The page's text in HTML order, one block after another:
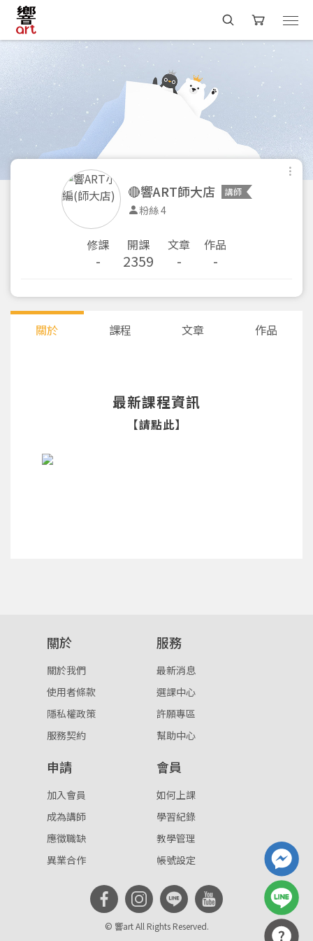
或
註冊
按下註冊即代表你同意我們的 使用者條款
。
重設密碼
🔴響ART師大店 講師
粉絲 4
修課
-
開課
2359
文章
-
作品
-
關於 課程 文章 作品
最新課程資訊
【請點此】
關於
關於我們
使用者條款
隱私權政策
服務契約
服務
最新消息
選課中心
許願專區
幫助中心
申請
加入會員
成為講師
應徵職缺
異業合作
會員
如何上課
學習紀錄
教學管理
帳號設定
© 響art All Rights Reserved.